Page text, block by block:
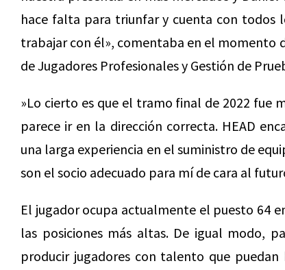
hace falta para triunfar y cuenta con todos
trabajar con él», comentaba en el momento
de Jugadores Profesionales y Gestión de
»Lo cierto es que el tramo final de 2022 fue
parece ir en la dirección correcta. HEAD
una larga experiencia en el suministro de
son el socio adecuado para mí de cara al
El jugador ocupa actualmente el puesto 64
las posiciones más altas. De igual modo,
producir jugadores con talento que